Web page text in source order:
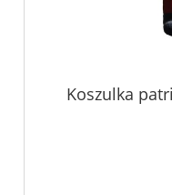
Koszulka